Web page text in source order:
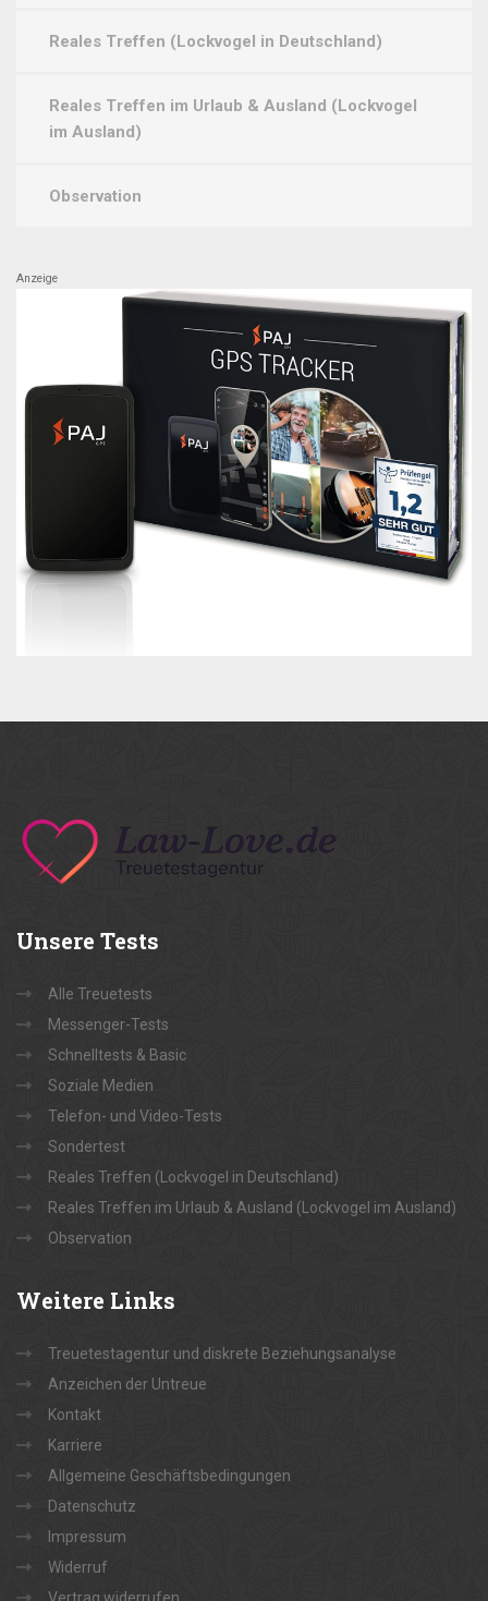
Reales Treffen (Lockvogel in Deutschland)
Reales Treffen im Urlaub & Ausland (Lockvogel
im Ausland)
Observation
Anzeige
Unsere Tests
Alle Treuetests
Messenger-Tests
Schnelltests & Basic
Soziale Medien
Telefon- und Video-Tests
Sondertest
Reales Treffen (Lockvogel in Deutschland)
Reales Treffen im Urlaub & Ausland (Lockvogel im Ausland)
Observation
Weitere Links
Treuetestagentur und diskrete Beziehungsanalyse
Anzeichen der Untreue
Kontakt
Karriere
Allgemeine Geschäftsbedingungen
Datenschutz
Impressum
Widerruf